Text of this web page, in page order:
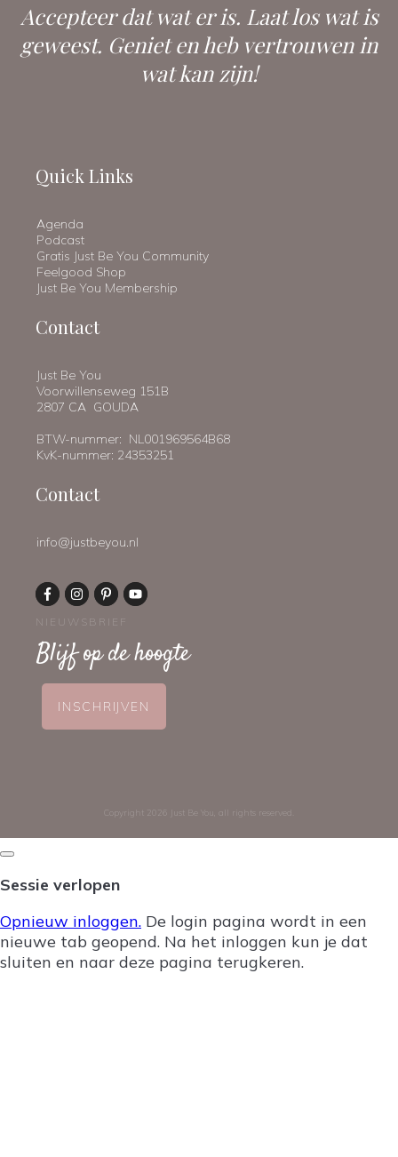
Accepteer dat wat er is. Laat los wat is
geweest. Geniet en heb vertrouwen in
wat kan zijn!
Quick Links
Agenda
Podcast
Gratis Just Be You Community
Feelgood Shop
Just Be You Membership
Contact
Just Be You
Voorwillenseweg 151B
2807 CA GOUDA
BTW-nummer: NL001969564B68
KvK-nummer: 24353251
Contact
info@justbeyou.nl
NIEUWSBRIEF
Blijf op de hoogte
INSCHRIJVEN
Copyright 2026 Just Be You , all rights reserved.
Dialoogvenster
Sessie verlopen
Opnieuw inloggen. De login pagina wordt in een
nieuwe tab geopend. Na het inloggen kun je dat
sluiten en naar deze pagina terugkeren.